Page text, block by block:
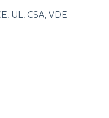
UL, CSA, VDE